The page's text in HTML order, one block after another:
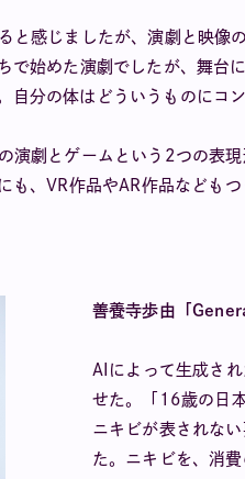
感じましたが、演劇と映像
で始めた演劇でしたが、舞
分の体はどういうものにコ
演劇とゲームという2つの表
、VR作品やAR作品なども
善養寺歩由「
AIによって生成さ
せた。「16歳の日
ニキビが表されな
た。ニキビを、消